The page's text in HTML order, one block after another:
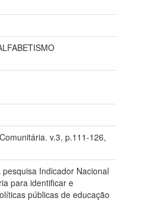
v.3, p.111-126,
Indicador Nacional
para identificar e
públicas de educação